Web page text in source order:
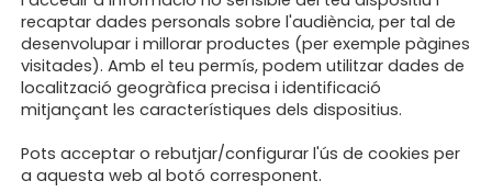
estudi a les Tes Talks
a Sabdell
recaptar dades personals sobre l'audiència, per tal de
desenvolupar i millorar productes (per exemple pàgines
visitades). Amb el teu permís, podem utilitzar dades de
localització geogràfica precisa i identificació
mitjançant les característiques dels dispositius.
Pots acceptar o rebutjar/configurar l'ús de cookies per
a aquesta web al botó corresponent.